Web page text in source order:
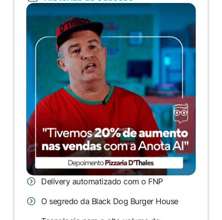
Delivery automatizado com o FNP
O segredo da Black Dog Burger House